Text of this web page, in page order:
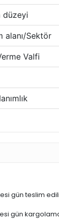
düzeyi
alanı/Sektör
Valfi
gün teslim
gün